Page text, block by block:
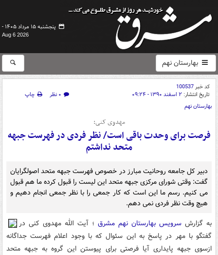
پنجشنبه ۱۵ مرداد ۱۴۰۵ -
Aug 6 2026
بهارستان نهم
کد خبر100537
تاریخ انتشار: ۲ اسفند ۱۳۹۰ - ۰۹:۲۴ ۰ نظر
چاپ
بهارستان نهم
مهدوی کنی:
فرصت برای وحدت باقی است/ نظر فردی در فهرست جبهه
متحد نداشتم
دبیر کل جامعه روحانیت مبارز در خصوص فهرست جبهه متحد اصولگرایان
گفت: وقتی شورای مرکزی جبهه متحد این لیست را قبول کرده ما هم قبول
می کنیم. رسم ما این است که کار جمعی را با نظر جمعی انجام دهیم و
هیچ وقت نظر فردی نمی دهم.
به گزارش سرویس بهارستان نهم مشرق ؛ آیت الله مهدوی کنی در
گفتگو با مهر در پاسخ به این سئوال که با وجود اعلام فهرست جداگانه
ازسوی جبهه پایداری آیا فرصتی برای پیوستن این گروه به جبهه متحد